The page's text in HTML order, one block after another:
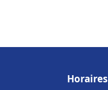
Horaires